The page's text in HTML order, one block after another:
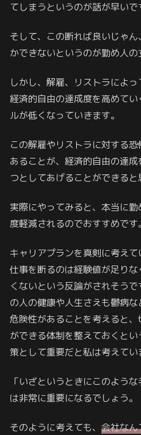
てしまうというのが話が早いで
そして、この断れば良いじゃ
かできないというのが勤め人の
しかし、解雇、リストラによ
経済的自由の達成度を高めて
ルが低くなっていきます。
この解雇やリストラに対する
あることが、経済的自由の達
つとしてあげることができると
実際にやってみると、本当に
度軽減されるのでおすすめです。
キャリアプランを真剣に考え
仕事を断るのは経験値が足り
くないという反論がされそう
の人の健康や人生さえも鬱病
危険性があることを考えると
ができる体制を整えておくと
策として重要だと私は考えてい
「いざというときにこのよう
は非常に重要になるでしょう。
そのように考えても、 会社なん